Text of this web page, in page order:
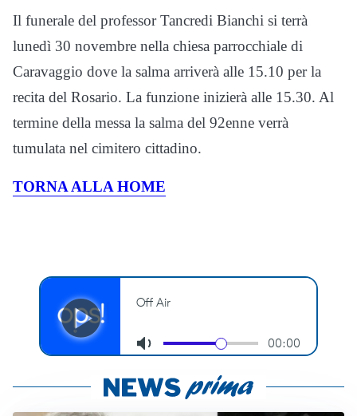
Il funerale del professor Tancredi Bianchi si terrà
lunedì 30 novembre nella chiesa parrocchiale di
Caravaggio dove la salma arriverà alle 15.10 per la
recita del Rosario. La funzione inizierà alle 15.30. Al
termine della messa la salma del 92enne verrà
tumulata nel cimitero cittadino.
TORNA ALLA HOME